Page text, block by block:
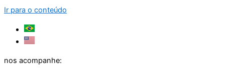
Ir para o conteúdo
nos acompanhe: